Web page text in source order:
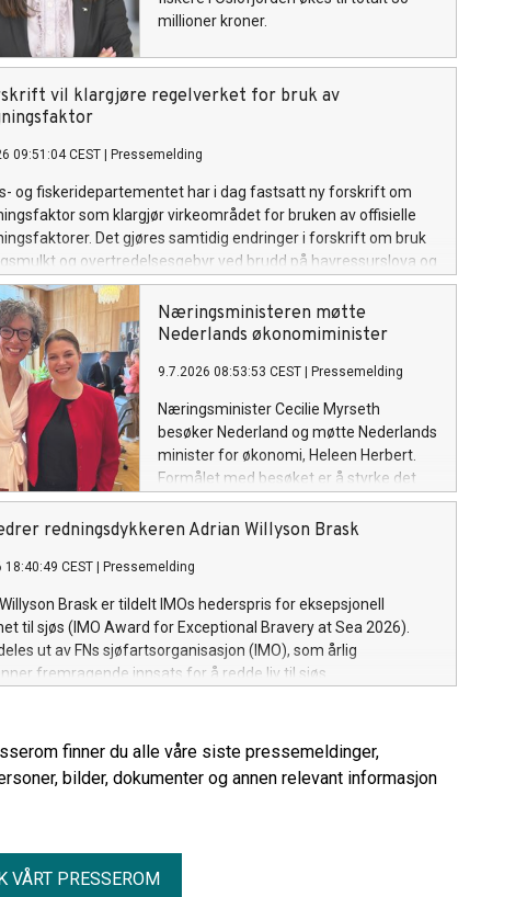
millioner kroner.
vil klargjøre regelverket for bruk av
09:51:04 CEST Pressemelding
og fiskeridepartementet har i dag fastsatt ny forskrift om
som klargjør virkeområdet for bruken av offisielle
Det gjøres samtidig endringer i forskrift om bruk
og overtredelsesgebyr ved brudd på havressurslova og
i tråd med sanksjonsreglene i den nye forskriften.
Næringsministeren møtte
Nederlands økonomiminister
9.7.2026 08:53:53 CEST Pressemelding
Næringsminister Cecilie Myrseth
besøker Nederland og møtte Nederlands
minister for økonomi, Heleen Herbert.
Formålet med besøket er å styrke det
økonomiske samarbeidet mellom Norge
og Nederland og legge til rette for økt
næringslivssamarbeid.
redningsdykkeren Adrian Willyson Brask
18:40:49 CEST Pressemelding
Brask er tildelt IMOs hederspris for eksepsjonell
til sjøs (IMO Award for Exceptional Bravery at Sea 2026).
ut av FNs sjøfartsorganisasjon (IMO), som årlig
fremragende innsats for å redde liv til sjøs.
finner du alle våre siste pressemeldinger,
bilder, dokumenter og annen relevant informasjon
VÅRT PRESSEROM